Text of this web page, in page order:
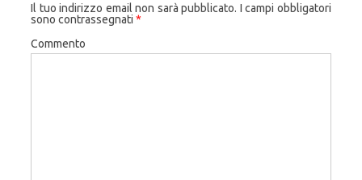
Il tuo indirizzo email non sarà pubblicato. I campi obbligatori
sono contrassegnati *
Commento